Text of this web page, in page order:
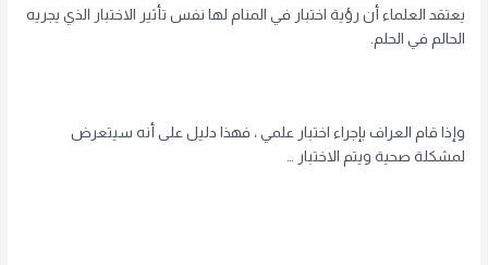
يعتقد العلماء أن رؤية اختبار في المنام لها نفس تأثير الاختبار الذي يجريه
الحالم في الحلم.
وإذا قام العراف بإجراء اختبار علمي ، فهذا دليل على أنه سيتعرض
لمشكلة صحية ويتم الاختبار …